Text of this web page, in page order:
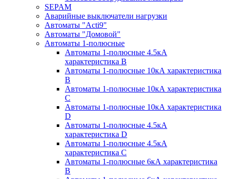
SEPAM
Аварийные выключатели нагрузки
Автоматы "Acti9"
Автоматы "Домовой"
Автоматы 1-полюсные
Автоматы 1-полюсные 4.5кА
характеристика В
Автоматы 1-полюсные 10кА характеристика
B
Автоматы 1-полюсные 10кА характеристика
C
Автоматы 1-полюсные 10кА характеристика
D
Автоматы 1-полюсные 4.5кА
характеристика D
Автоматы 1-полюсные 4.5кА
характеристика С
Автоматы 1-полюсные 6кА характеристика
B